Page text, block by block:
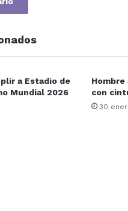
a Estadio de
Mundial 2026
con
30